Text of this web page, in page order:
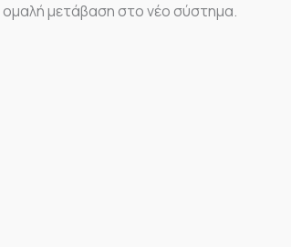
ομαλή μετάβαση στο νέο σύστημα.